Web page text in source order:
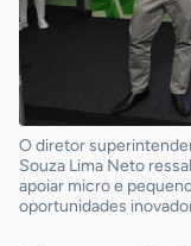
O diretor
Souza Lima Neto
apoiar micro e
oportunidades